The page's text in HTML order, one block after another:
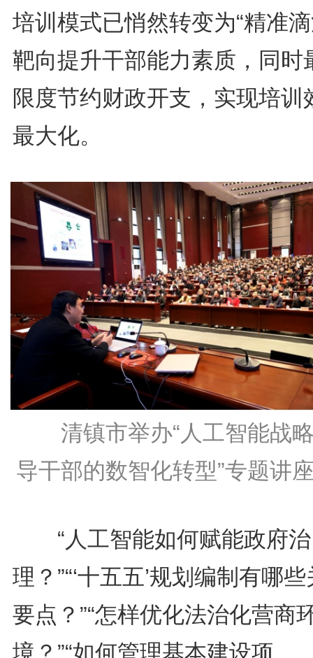
培训模式已悄然转变为“精准
靶向提升干部能力素质，同时
限度节约财政开支，实现培训
最大化。
清镇市举办“人工智能战
导干部的数智化转型”专题讲
“人工智能如何赋能政府治
理？”“‘十五五’规划编制有哪
要点？”“怎样优化法治化营商
境？”“如何管理基本建设项